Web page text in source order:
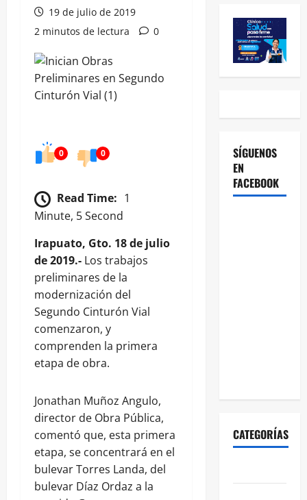
19 de julio de 2019
2 minutos de lectura
0
0 0
Read Time: 1
Minute, 5 Second
Irapuato, Gto. 18 de julio
de 2019.- Los trabajos
preliminares de la
modernización del
Segundo Cinturón Vial
comenzaron, y
comprenden la primera
etapa de obra.
Jonathan Muñoz Angulo,
director de Obra Pública,
comentó que, esta primera
etapa, se concentrará en el
bulevar Torres Landa, del
bulevar Díaz Ordaz a la
SÍGUENOS
EN
FACEBOOK
CATEGORÍAS